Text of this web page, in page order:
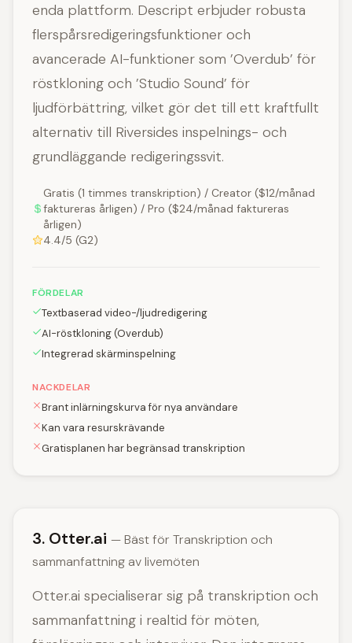
enda plattform. Descript erbjuder robusta
flerspårsredigeringsfunktioner och
avancerade AI-funktioner som ’Overdub’ för
röstkloning och ’Studio Sound’ för
ljudförbättring, vilket gör det till ett kraftfullt
alternativ till Riversides inspelnings- och
grundläggande redigeringssvit.
Gratis (1 timmes transkription) / Creator ($12/månad
faktureras årligen) / Pro ($24/månad faktureras
årligen)
4.4/5 (G2)
FÖRDELAR
Textbaserad video-/ljudredigering
AI-röstkloning (Overdub)
Integrerad skärminspelning
NACKDELAR
Brant inlärningskurva för nya användare
Kan vara resurskrävande
Gratisplanen har begränsad transkription
3. Otter.ai — Bäst för Transkription och
sammanfattning av livemöten
Otter.ai specialiserar sig på transkription och
sammanfattning i realtid för möten,